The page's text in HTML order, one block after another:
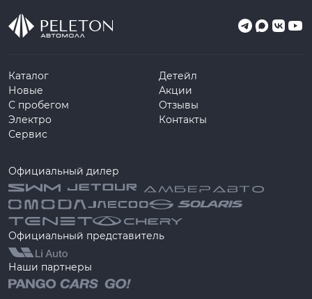
Каталог
Новые
С пробегом
Электро
Сервис
Детейл
Акции
Отзывы
Контакты
Официальный дилер
Официальный представитель
Наши партнеры